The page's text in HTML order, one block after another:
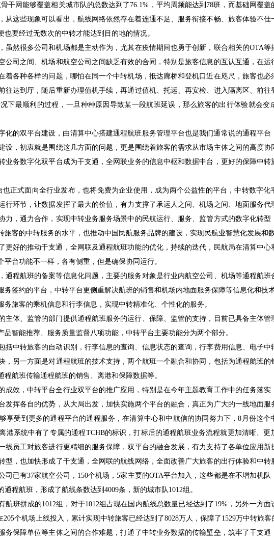
干网能够覆盖相关城市队的总数达到了76.1%，平均周频能达到78班，而基础网覆盖
从这些现象可以看出，航线网络依然存在着连通不足、服务衔接不畅、旅客体验不佳
要经过无数次的中转才能达到目的地的情况。
虽然很多公司和机场都是主动作为，尤其在疫情期间也勇于创新，联合相关的OTA等
公司之间、机场和航空公司之间缺乏有效的合同，特别是旅客信息的互认互通，在运
着各种各样的问题，哪怕在同一个中转机场，抵达廊桥和登机口近在咫尺，旅客也必
往达到厅，随后重新办理值机手续，再通过值机、托运、再安检、进入隔离区、前往
下最顺利的过程，一旦种种原因导致某一段航班延误，那么旅客的出行体验就会变
化的双平台建设，由清算中心搭建通程航班服务管理平台也是我们通常说的通程平台
设，初衷就是围绕这几方面的问题，更是围绕着旅客的需求从市场主体之间的高度协
业务数字化双平台成为干支通，全网联业务的信息中枢和数据中台，更好的保障中转
正式面向全行业发布，也将免费为企业使用，成为两个公益性的平台，中转数字化
行环节，让数据发挥了最大的价值，有力支撑了承运人之间、机场之间、地面服务代
力，通力合作，实现中转业务服务场景中的民航运行、服务、监管方式的数字化转型
客的中转服务的水平，也推动中国民航服务品牌的建设，实现民航业智慧化发展和
更好的推动干支通，全网联及通程航班功能的优化，持续的迭代，民航局在清算中心
台功能不一样，各有侧重，但是确保协同运行。
通程航班的备案等信息化问题，主要的服务对象是行业内航空公司、机场等通程航班
签约的平台，中转平台更侧重解决航班的销售和机场内地面服务保障等信息化和技
旅客的乘机信息和行李信息，实现中转精准化、个性化的服务。
主体、监管的部门提供通程航班服务的运行、保障、监管的支持，目前已具备主体管
智能推荐、服务质量监督八项功能，中转平台主要功能分为两个部分。
括中转旅客的自动识别，行李信息的查询、信息状态的查询，行李费用信息、电子中
，另一方面是对通程航班的技术支持，两个航班一个融合和协同，包括为通程航班的
航班传输通程航班的销售、离港和保障数据等。
成效，中转平台全行业双平台的推广应用，特别是在今年主题教育工作中的任务落实
挥各自的优势，从大局出发，加快实施两个平台的融合，真正为广大的一线地面服
享受到更多的通程平台的通程服务，在清算中心和中航信的协同努力下，8月份这个
港系统中有了专属的通程TCHB的标识，打标后的通程航班业务流程就更加清晰、更
线员工对旅客进行更精细的服务保障，双平台的融合发展，有力支持了各单位应用新
型，也加快形成了干支通，全网联的航线网络，全面改善广大旅客的出行体验和中转
司已有37家航空公司，150个机场，5家主要的OTA平台加入，这些都是在不增加机
程航班，形成了航线条数达到4009条，新的城市队1012组。
班拼成的1012组，对于1012组占现在国内航线总数量已经达到了19%，另外一方面
个机场上线投入，累计实现中转旅客已经达到了8028万人，保障了1529万中转旅
务保障单位等主体之间的合作难题，打通了中转业务数据的传输壁垒，筑牢了干支通